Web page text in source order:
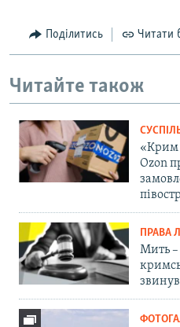
Поділитись Читати
Читайте також
«Крим
Ozon
ПРАВА
Мить –